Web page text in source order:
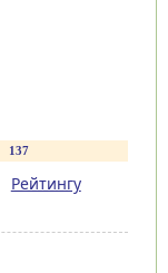
137
Рейтингу